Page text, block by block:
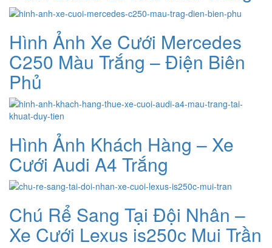
Hình Ảnh Xe Cưới Mercedes
C250 Màu Trắng – Điện Biên
Phủ
Hình Ảnh Khách Hàng – Xe
Cưới Audi A4 Trắng
Chú Rể Sang Tại Đội Nhân –
Xe Cưới Lexus is250c Mui Trần